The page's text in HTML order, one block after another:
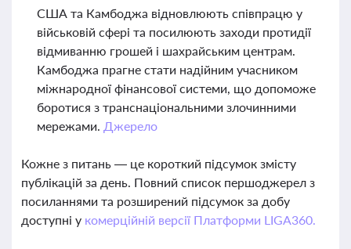
США та Камбоджа відновлюють співпрацю у
військовій сфері та посилюють заходи протидії
відмиванню грошей і шахрайським центрам.
Камбоджа прагне стати надійним учасником
міжнародної фінансової системи, що допоможе
боротися з транснаціональними злочинними
мережами. Джерело
Кожне з питань — це короткий підсумок змісту
публікацій за день. Повний список першоджерел з
посиланнями та розширений підсумок за добу
доступні у комерційній версії Платформи LIGA360.